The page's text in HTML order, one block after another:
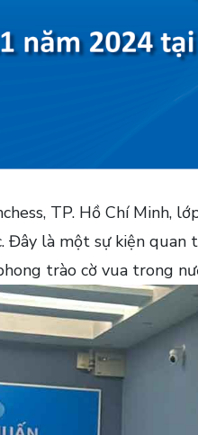
TP. Hồ Chí Minh,
là một sự kiện quan
trào cờ vua trong